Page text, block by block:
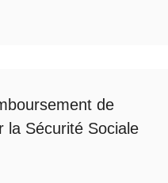
de
la Sécurité Sociale